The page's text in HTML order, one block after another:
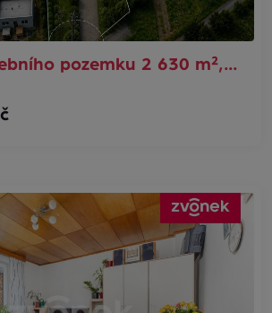
pozemku 2 630 m²,…